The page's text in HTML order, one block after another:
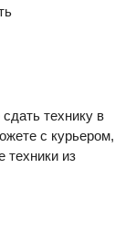
технику в
с курьером,
техники из